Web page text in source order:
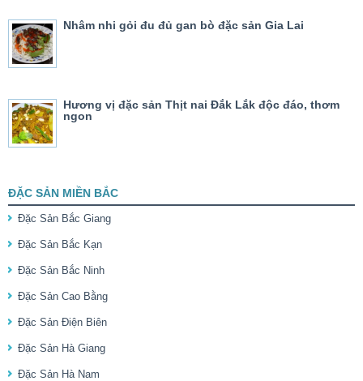
Nhâm nhi gỏi đu đủ gan bò đặc sản Gia Lai
Hương vị đặc sản Thịt nai Đắk Lắk độc đáo, thơm
ngon
ĐẶC SẢN MIỀN BẮC
Đặc Sản Bắc Giang
Đặc Sản Bắc Kạn
Đặc Sản Bắc Ninh
Đặc Sản Cao Bằng
Đặc Sản Điện Biên
Đặc Sản Hà Giang
Đặc Sản Hà Nam